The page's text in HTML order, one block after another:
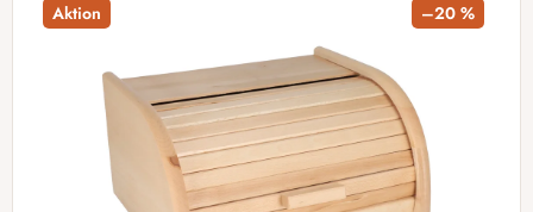
Aktion –20 %